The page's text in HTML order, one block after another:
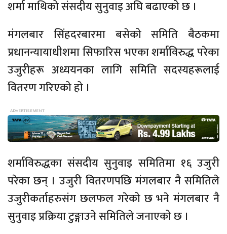
शर्मा माथिको संसदीय सुनुवाइ अघि बढाएको छ ।
मंगलबार सिंहदरबारमा बसेको समिति बैठकमा
प्रधानन्यायाधीशमा सिफारिस भएका शर्माविरुद्ध परेका
उजुरीहरू अध्ययनका लागि समिति सदस्यहरूलाई
वितरण गरिएको हो ।
शर्माविरुद्धका संसदीय सुनुवाइ समितिमा १६ उजुरी
परेका छन् । उजुरी वितरणपछि मंगलबार नै समितिले
उजुरीकर्ताहरुसंग छलफल गरेको छ भने मंगलबार नै
सुनुवाइ प्रक्रिया टुङ्गाउने समितिले जनाएको छ ।